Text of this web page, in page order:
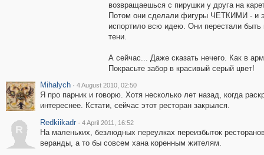
возвращаешься с пирушки у друга на
Потом они сделали фигуры ЧЕТКИМИ - и
испортило всю идею. Они перестали быть
тени.
А сейчас... Даже сказать нечего. Как в
Покрасьте забор в красивый серый цвет!
Mihalych · 4 August 2010, 02:50
Я про парник и говорю. Хотя несколько лет назад, когда
интереснее. Кстати, сейчас этот ресторан закрылся.
R
Redkiikadr · 4 April 2011, 16:52
На маленьких, безлюдных переулках переизбыток
веранды, а то бы совсем хана коренным жителям.